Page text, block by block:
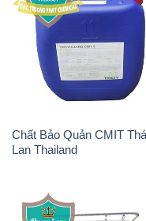
Chất Bảo Quản CMIT Thái
Lan Thailand